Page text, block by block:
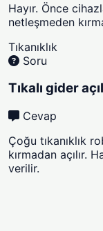
Hayır. Önce
netleşmeden
Tıkanıklık
Soru
Tıkalı gider
Cevap
Çoğu tıkanıklık
kırmadan açılır.
verilir.